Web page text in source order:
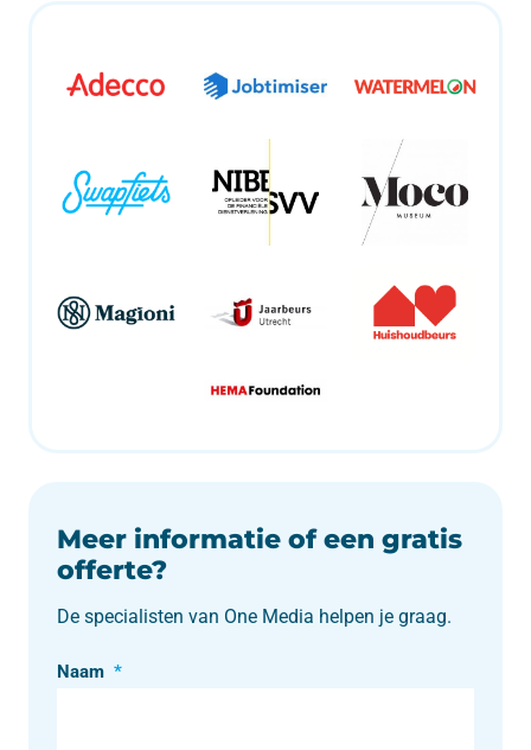
Meer informatie of een gratis
offerte?
De specialisten van One Media helpen je graag.
Naam *